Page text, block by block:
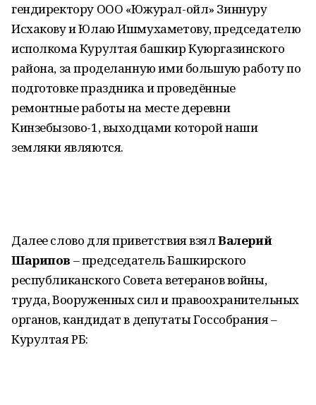
гендиректору ООО «Южурал-ойл» Зиннуру
Исхакову и Юлаю Ишмухаметову, председателю
исполкома Курултая башкир Куюргазинского
района, за проделанную ими большую работу по
подготовке праздника и проведённые
ремонтные работы на месте деревни
Кинзебызово-1, выходцами которой наши
земляки являются.
Далее слово для приветствия взялВалерий
Шарипов – председатель Башкирского
республиканского Совета ветеранов войны,
труда, Вооруженных сил и правоохранительных
органов, кандидат в депутаты Госсобрания –
Курултая РБ: